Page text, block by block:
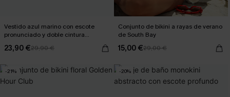
Vestido azul marino con escote
pronunciado y doble cintura
23,90 €29,90 €
Conjunto de bikini a rayas de verano
de South Bay
15,00 €29,00 €
-21% -20%